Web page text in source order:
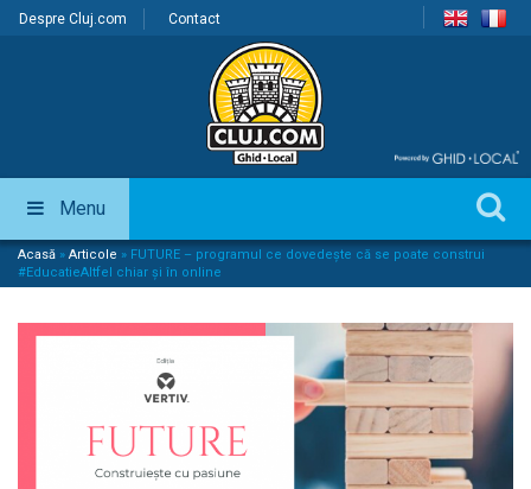
Despre Cluj.com Contact
Menu
Acasă » Articole » FUTURE – programul ce dovedește că se poate construi
#EducatieAltfel chiar și în online